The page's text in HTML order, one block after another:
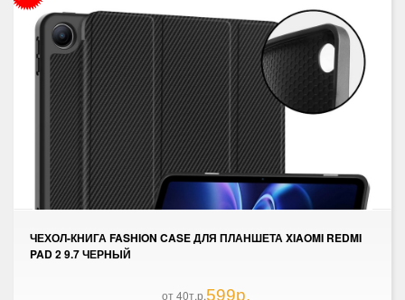
ЧЕХОЛ-КНИГА FASHION CASE ДЛЯ ПЛАНШЕТА XIAOMI REDMI
PAD 2 9.7 ЧЕРНЫЙ
от 40т.р.599р.